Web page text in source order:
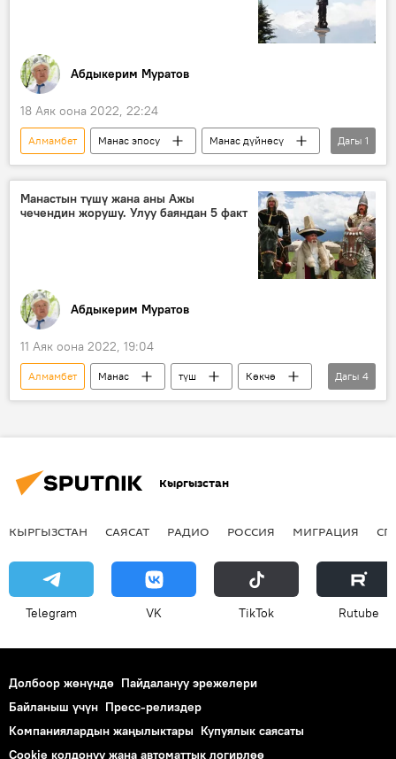
Абдыкерим Муратов
18 Аяк оона 2022, 22:24
Алмамбет Манас эпосу
Манас дүйнөсү
кырк чоро
Дагы 1
Манастын түшү жана аны Ажы
чечендин жорушу. Улуу баяндан 5 факт
Абдыкерим Муратов
11 Аяк оона 2022, 19:04
Алмамбет Манас түш
Көкчө
той
ат чабыш
байге
Дагы 4
Кыргызстан
КЫРГЫЗСТАН САЯСАТ РАДИО РОССИЯ МИГРАЦИЯ
Telegram VK ТikТоk Rutube
Долбоор жөнүндө Пайдалануу эрежелери
Байланыш үчүн Пресс-релиздер
Компаниялардын жаңылыктары Купуялык саясаты
Cookie колдонуу жана автоматтык логирлөө